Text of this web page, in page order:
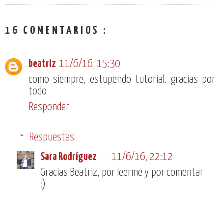
16 COMENTARIOS :
beatriz 11/6/16, 15:30
como siempre, estupendo tutorial. gracias por
todo
Responder
Respuestas
Sara Rodríguez
11/6/16, 22:12
Gracias Beatriz, por leerme y por comentar
:)